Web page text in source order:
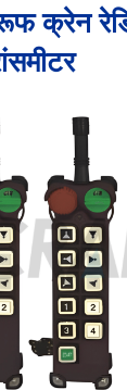
क्रेन